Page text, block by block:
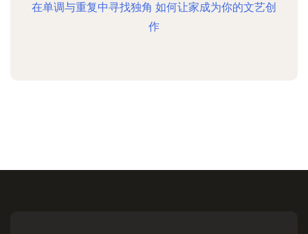
在单调与重复中寻找独角 如何让家成为你的文艺创
作